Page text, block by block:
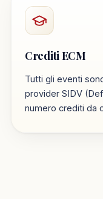
Crediti ECM
Tutti gli eventi
provider SIDV
numero crediti da